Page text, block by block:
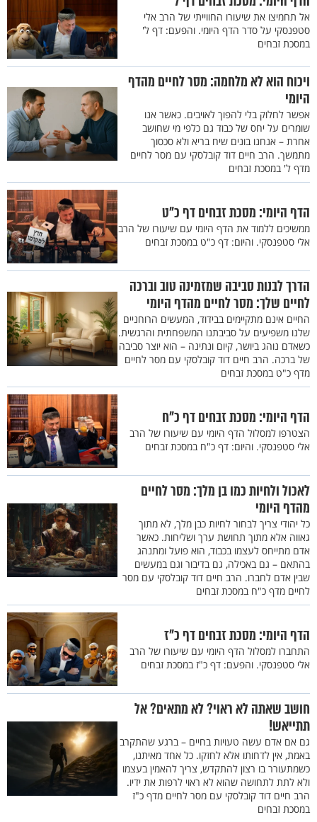
אל תחמיצו את שיעורו החווייתי של הרב אלי
סטפנסקי על סדר הדף היומי. והפעם: דף ל'
במסכת זבחים
ויכוח הוא לא מלחמה: מסר לחיים מהדף
היומי
אפשר לחלוק בלי להפוך לאויבים. כאשר אנו
שומרים על יחס של כבוד גם כלפי מי שחושב
אחרת – אנחנו בונים שיח בריא ולא סכסוך
מתמשך. הרב חיים דוד קובלסקי עם מסר לחיים
מדף ל' במסכת זבחים
הדף היומי: מסכת זבחים דף כ"ט
ממשיכים ללמוד את הדף היומי עם שיעורו של הרב
אלי סטפנסקי. והיום: דף כ"ט במסכת זבחים
הדרך לבנות סביבה שמזמינה טוב וברכה
לחיים שלך: מסר לחיים מהדף היומי
החיים אינם מתקיימים בבידוד, המעשים הרוחניים
שלנו משפיעים על סביבתנו המשפחתית והרגשית.
כשאדם נוהג ביושר, קיום ונתינה – הוא יוצר סביבה
של ברכה. הרב חיים דוד קובלסקי עם מסר לחיים
מדף כ"ט במסכת זבחים
הדף היומי: מסכת זבחים דף כ"ח
הצטרפו למסלול הדף היומי עם שיעורו של הרב
אלי סטפנסקי. והיום: דף כ"ח במסכת זבחים
לאכול ולחיות כמו בן מלך: מסר לחיים
מהדף היומי
כל יהודי צריך לבחור לחיות כבן מלך, לא מתוך
גאווה אלא מתוך תחושת ערך ושליחות. כאשר
אדם מתייחס לעצמו בכבוד, הוא פועל ומתנהג
בהתאם – גם באכילה, גם בדיבור וגם במעשים
שבין אדם לחברו. הרב חיים דוד קובלסקי עם מסר
לחיים מדף כ"ח במסכת זבחים
הדף היומי: מסכת זבחים דף כ"ז
התחברו למסלול הדף היומי עם שיעורו של הרב
אלי סטפנסקי. והפעם: דף כ"ז במסכת זבחים
חושב שאתה לא ראוי? לא מתאים? אל
תתייאש!
גם אם אדם עשה טעויות בחיים – ברגע שהתקרב
באמת, אין לדחותו אלא לחזקו. כל אחד מאיתנו,
כשמתעורר בו רצון להתקדש, צריך להאמין בעצמו
ולא לתת לתחושה שהוא לא ראוי לרפות את ידיו.
הרב חיים דוד קובלסקי עם מסר לחיים מדף כ"ז
במסכת זבחים